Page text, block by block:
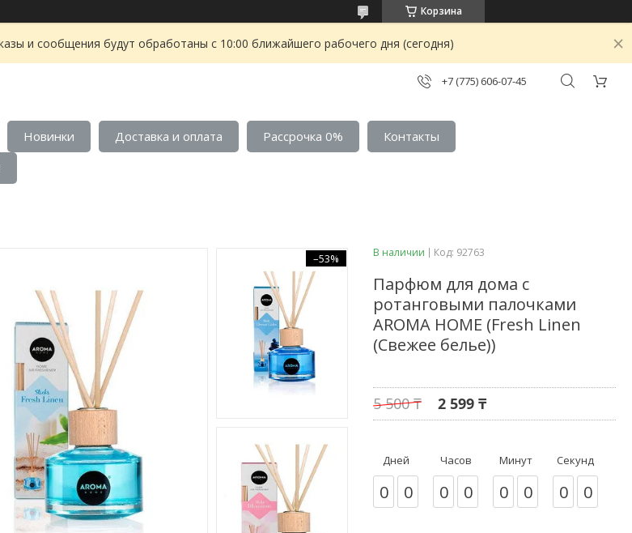
Корзина
и сообщения будут обработаны с 10:00 ближайшего рабочего дня (сегодня)
+7 (775) 606-07-45
Новинки Доставка и оплата Рассрочка 0%
Контакты
–53% В наличии Код: 92763
Парфюм для дома с
ротанговыми палочками
AROMA HOME (Fresh Linen
(Свежее белье))
5 500 ₸ 2 599 ₸
Дней
0 0
Часов
0 0
Минут
0 0
Секунд
0 0